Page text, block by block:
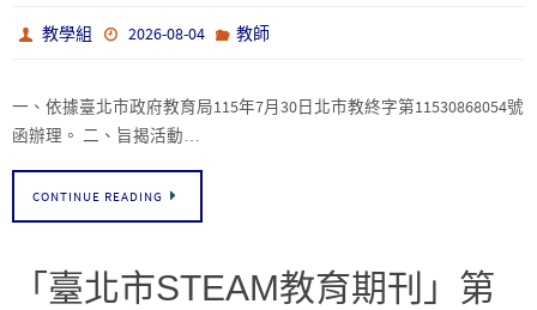
教學組 2026-08-04 教師
一、依據臺北市政府教育局115年7月30日北市教終字第11530868054號
函辦理。 二、旨揭活動…
CONTINUE READING
「臺北市STEAM教育期刊」第